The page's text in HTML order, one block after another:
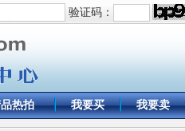
验证码：
热拍 我要买 我要卖